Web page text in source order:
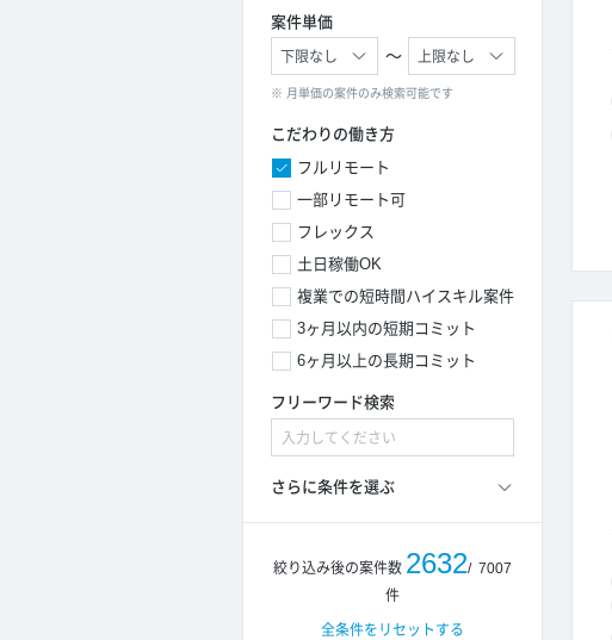
案件単価
※ 月単価の案件のみ検索可能です
～
こだわりの働き方
フルリモート
一部リモート可
フレックス
土日稼働OK
複業での短時間ハイスキル案件
3ヶ月以内の短期コミット
6ヶ月以上の長期コミット
フリーワード検索
さらに条件を選ぶ
絞り込み後の案件数 2632/ 7007
件